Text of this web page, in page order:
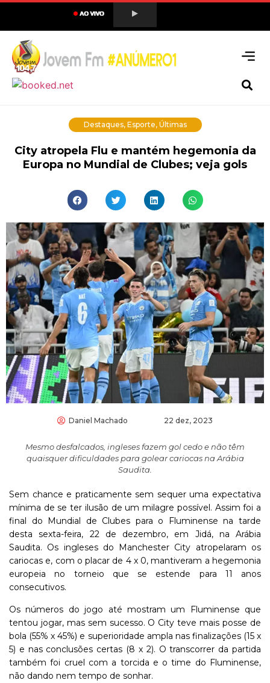
Destaques, Esporte, Últimas
City atropela Flu e mantém hegemonia da
Europa no Mundial de Clubes; veja gols
Daniel Machado 22 dez, 2023
Mesmo desfalcados, ingleses fazem gol cedo e não têm
quaisquer dificuldades para golear cariocas na Arábia
Saudita.
Sem chance e praticamente sem sequer uma expectativa
mínima de se ter ilusão de um milagre possível. Assim foi a
final do Mundial de Clubes para o Fluminense na tarde
desta sexta-feira, 22 de dezembro, em Jidá, na Arábia
Saudita. Os ingleses do Manchester City atropelaram os
cariocas e, com o placar de 4 x 0, mantiveram a hegemonia
europeia no torneio que se estende para 11 anos
consecutivos.
Os números do jogo até mostram um Fluminense que
tentou jogar, mas sem sucesso. O City teve mais posse de
bola (55% x 45%) e superioridade ampla nas finalizações (15 x
5) e nas conclusões certas (8 x 2). O transcorrer da partida
também foi cruel com a torcida e o time do Fluminense,
não dando nem tempo de sonhar.